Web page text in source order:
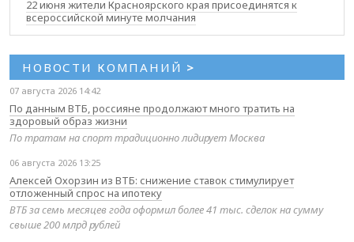
22 июня жители Красноярского края присоединятся к
всероссийской минуте молчания
НОВОСТИ КОМПАНИЙ >
07 августа 2026 14:42
По данным ВТБ, россияне продолжают много тратить на
здоровый образ жизни
По тратам на спорт традиционно лидирует Москва
06 августа 2026 13:25
Алексей Охорзин из ВТБ: снижение ставок стимулирует
отложенный спрос на ипотеку
ВТБ за семь месяцев года оформил более 41 тыс. сделок на сумму
свыше 200 млрд рублей